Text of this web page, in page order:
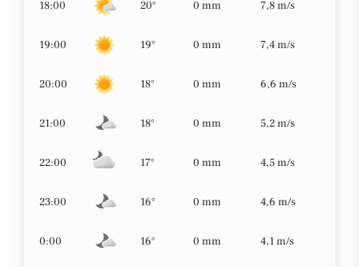
18:00 20° 0 mm 7,8 m/s
19:00 19° 0 mm 7,4 m/s
20:00 18° 0 mm 6,6 m/s
21:00 18° 0 mm 5,2 m/s
22:00 17° 0 mm 4,5 m/s
23:00 16° 0 mm 4,6 m/s
0:00 16° 0 mm 4,1 m/s